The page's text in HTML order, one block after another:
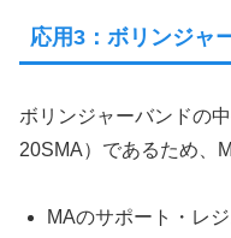
応用3：ボリンジャ
ボリンジャーバンドの
20SMA）であるため、
MAのサポート・レ